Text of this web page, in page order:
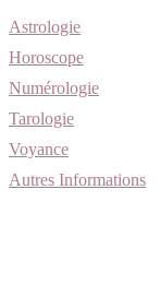
Astrologie
Horoscope
Numérologie
Tarologie
Voyance
Autres Informations